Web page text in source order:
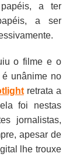
a ter
a ser
o filme e o
unânime no
retrata a
foi nestas
jornalistas,
apesar de
lhe trouxe